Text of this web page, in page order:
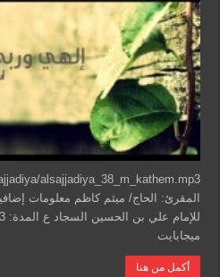
alsajjadiya_38_m_kathem.mp3
المقرئ: الحاج/ ميثم كاظم معلومات
ميجابايت
أكمل من هنا